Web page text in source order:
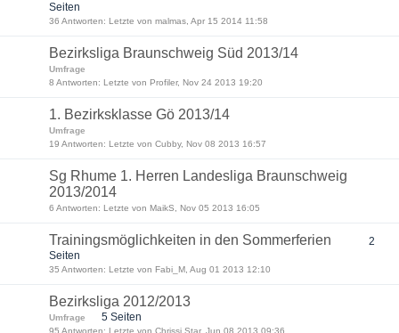
Seiten
36 Antworten: Letzte von malmas, Apr 15 2014 11:58
Bezirksliga Braunschweig Süd 2013/14
Umfrage
8 Antworten: Letzte von Profiler, Nov 24 2013 19:20
1. Bezirksklasse Gö 2013/14
Umfrage
19 Antworten: Letzte von Cubby, Nov 08 2013 16:57
Sg Rhume 1. Herren Landesliga Braunschweig
2013/2014
6 Antworten: Letzte von MaikS, Nov 05 2013 16:05
Trainingsmöglichkeiten in den Sommerferien
2
Seiten
35 Antworten: Letzte von Fabi_M, Aug 01 2013 12:10
Bezirksliga 2012/2013
Umfrage 5 Seiten
95 Antworten: Letzte von Chrissi Star, Jun 08 2013 09:36